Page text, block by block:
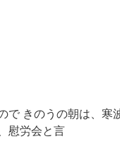
で きのうの朝は、寒
慰労会と言